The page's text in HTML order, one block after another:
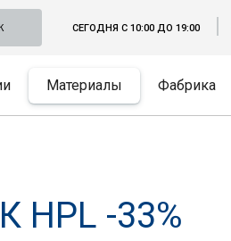
СЕГОДНЯ С 10:00 ДО 19:00
Материалы Фабрика
-33%